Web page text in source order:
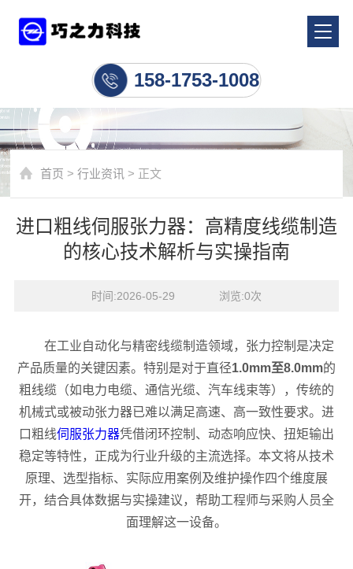
158-1753-1008
首页 >行业资讯 > 正文
进口粗线伺服张力器：高精度线缆制造
的核心技术解析与实操指南
时间:2026-05-29    浏览:0次
在工业自动化与精密线缆制造领域，张力控制是决定
产品质量的关键因素。特别是对于直径1.0mm至8.0mm的
粗线缆（如电力电缆、通信光缆、汽车线束等），传统的
机械式或被动张力器已难以满足高速、高一致性要求。进
口粗线伺服张力器凭借闭环控制、动态响应快、扭矩输出
稳定等特性，正成为行业升级的主流选择。本文将从技术
原理、选型指标、实际应用案例及维护操作四个维度展
开，结合具体数据与实操建议，帮助工程师与采购人员全
面理解这一设备。